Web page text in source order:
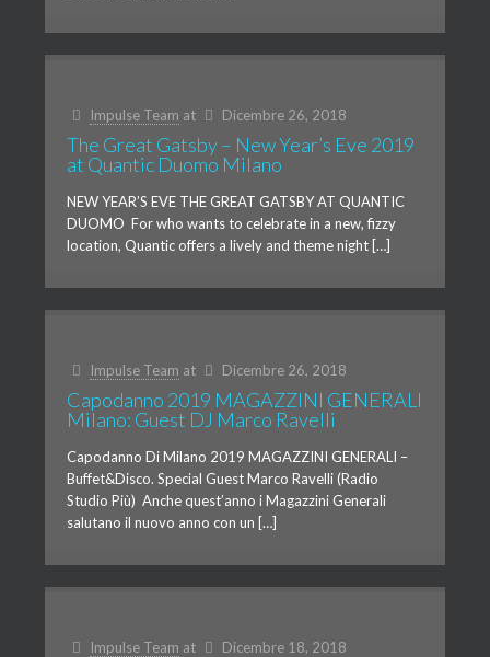
Impulse Team at Dicembre 26, 2018
The Great Gatsby – New Year’s Eve 2019
at Quantic Duomo Milano
NEW YEAR’S EVE THE GREAT GATSBY AT QUANTIC
DUOMO For who wants to celebrate in a new, fizzy
location, Quantic offers a lively and theme night […]
Impulse Team at Dicembre 26, 2018
Capodanno 2019 MAGAZZINI GENERALI
Milano: Guest DJ Marco Ravelli
Capodanno Di Milano 2019 MAGAZZINI GENERALI –
Buffet&Disco. Special Guest Marco Ravelli (Radio
Studio Più) Anche quest’anno i Magazzini Generali
salutano il nuovo anno con un […]
Impulse Team at Dicembre 18, 2018